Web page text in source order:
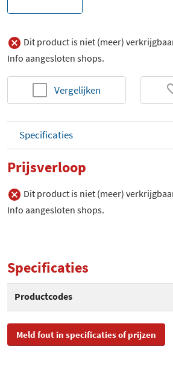
Dit product is niet (meer)
Info aangesloten shops.
Vergelijken
Specificaties
Prijsverloop
Dit product is niet (meer)
Info aangesloten shops.
Specificaties
Productcodes
SKU HR-09U-T2
Meld fout in specificaties of prijzen